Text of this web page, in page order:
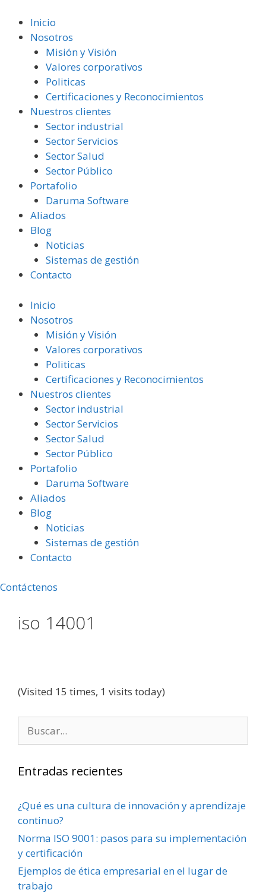
contenido
Inicio
Nosotros
Misión y Visión
Valores corporativos
Politicas
Certificaciones y Reconocimientos
Nuestros clientes
Sector industrial
Sector Servicios
Sector Salud
Sector Público
Portafolio
Daruma Software
Aliados
Blog
Noticias
Sistemas de gestión
Contacto
Inicio
Nosotros
Misión y Visión
Valores corporativos
Politicas
Certificaciones y Reconocimientos
Nuestros clientes
Sector industrial
Sector Servicios
Sector Salud
Sector Público
Portafolio
Daruma Software
Aliados
Blog
Noticias
Sistemas de gestión
Contacto
Contáctenos
iso 14001
(Visited 15 times, 1 visits today)
Entradas recientes
¿Qué es una cultura de innovación y aprendizaje
continuo?
Norma ISO 9001: pasos para su implementación
y certificación
Ejemplos de ética empresarial en el lugar de
trabajo